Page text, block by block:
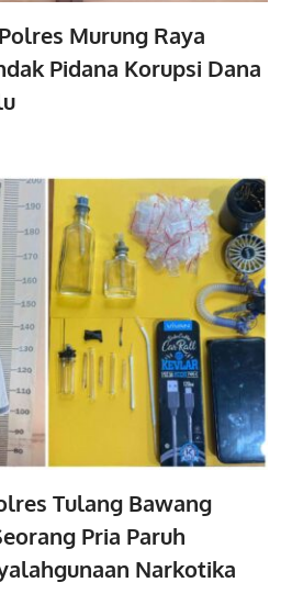
Murung Raya
Pidana Korupsi Dana
Tulang Bawang
Pria Paruh
Narkotika